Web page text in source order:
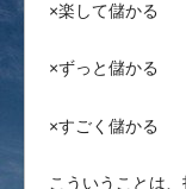
×楽して儲かる
×ずっと儲かる
×すごく儲かる
こういうことは